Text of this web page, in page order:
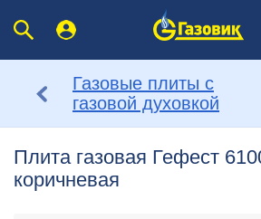
Газовые плиты с
газовой духовкой
Плита газовая Гефест
коричневая